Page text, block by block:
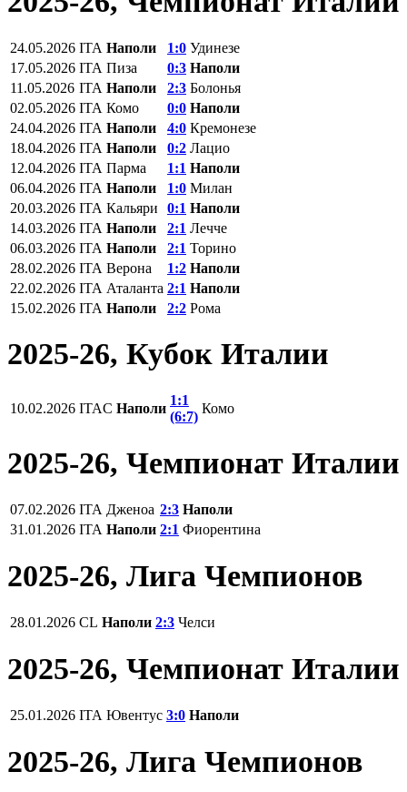
24.05.2026 ITA Наполи 1:0 Удинезе
17.05.2026 ITA Пиза 0:3 Наполи
11.05.2026 ITA Наполи 2:3 Болонья
02.05.2026 ITA Комо 0:0 Наполи
24.04.2026 ITA Наполи 4:0 Кремонезе
18.04.2026 ITA Наполи 0:2 Лацио
12.04.2026 ITA Парма 1:1 Наполи
06.04.2026 ITA Наполи 1:0 Милан
20.03.2026 ITA Кальяри 0:1 Наполи
14.03.2026 ITA Наполи 2:1 Лечче
06.03.2026 ITA Наполи 2:1 Торино
28.02.2026 ITA Верона 1:2 Наполи
22.02.2026 ITA Аталанта 2:1 Наполи
15.02.2026 ITA Наполи 2:2 Рома
2025-26, Кубок Италии
10.02.2026 ITAC Наполи
1:1
(6:7)
Комо
2025-26, Чемпионат Италии
07.02.2026 ITA Дженоа 2:3 Наполи
31.01.2026 ITA Наполи 2:1 Фиорентина
2025-26, Лига Чемпионов
28.01.2026 CL Наполи 2:3 Челси
2025-26, Чемпионат Италии
25.01.2026 ITA Ювентус 3:0 Наполи
2025-26, Лига Чемпионов